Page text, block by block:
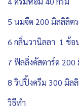
5 นมจืด 200 มิลลิลิตร
6 กลิ่นวานิลลา 1 ช้อ
7 ฟิลลิ่งคัสตาร์ด 200
8 วิปปิ้งครีม 300 มิล
วิธีทำ